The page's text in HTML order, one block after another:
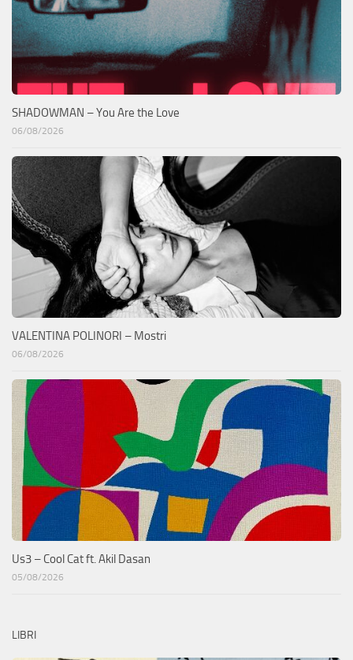
SHADOWMAN – You Are the Love
06/08/2026
VALENTINA POLINORI – Mostri
06/08/2026
Us3 – Cool Cat ft. Akil Dasan
05/08/2026
LIBRI